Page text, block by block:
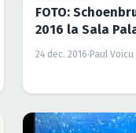
FOTO:
2016 la Sala
24 dec. 2016·Paul Voicu